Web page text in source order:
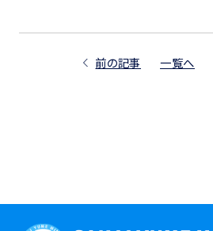
前の記事 一覧へ